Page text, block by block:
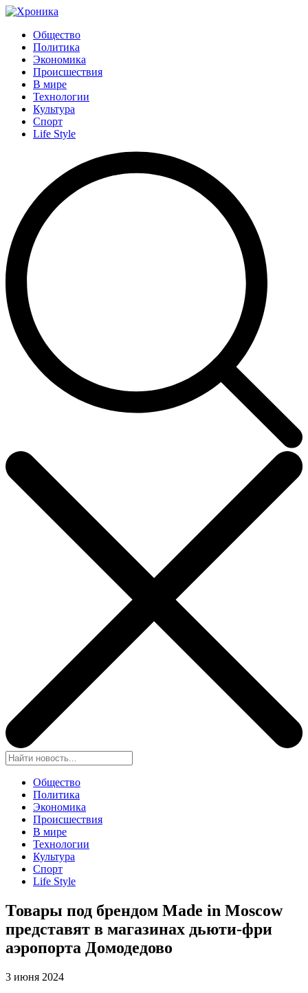
Общество
Политика
Экономика
Происшествия
В мире
Технологии
Культура
Спорт
Life Style
Общество
Политика
Экономика
Происшествия
В мире
Технологии
Культура
Спорт
Life Style
Товары под брендом Made in Moscow
представят в магазинах дьюти-фри
аэропорта Домодедово
3 июня 2024